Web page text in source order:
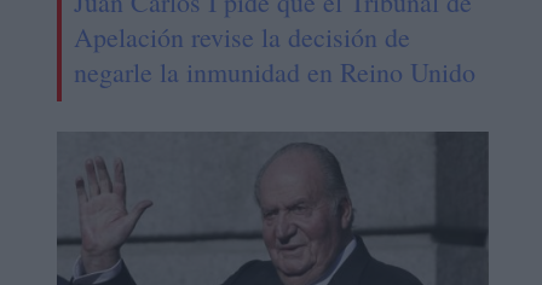
Apelación revise la decisión de
negarle la inmunidad en Reino Unido